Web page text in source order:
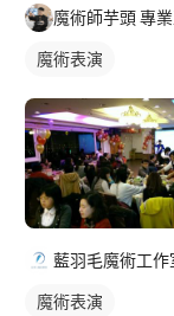
營表演。 2013微型
展演。 醒吾高中第
區帶動老人關愛演
中校慶演出。 林口
出。 旗竿湖農場竹筍節音樂饗宴。
麥克風唱歌大賽。
出。 德霖技術學院
縣五校聯合展演。
景文科大台北技專
交流。 景文科大十
比賽：新北市閃亮
第四名、第八名，
魔術表演
藍羽毛魔術工作
魔術表演